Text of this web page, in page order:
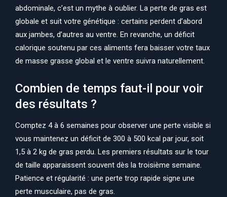
abdominale, c’est un mythe à oublier. La perte de gras est
globale et suit votre génétique : certains perdent d’abord
aux jambes, d’autres au ventre. En revanche, un déficit
calorique soutenu par ces aliments fera baisser votre taux
de masse grasse global et le ventre suivra naturellement.
Combien de temps faut-il pour voir
des résultats ?
Comptez 4 à 6 semaines pour observer une perte visible si
vous maintenez un déficit de 300 à 500 kcal par jour, soit
1,5 à 2 kg de gras perdu. Les premiers résultats sur le tour
de taille apparaissent souvent dès la troisième semaine.
Patience et régularité : une perte trop rapide signe une
perte musculaire, pas de gras.